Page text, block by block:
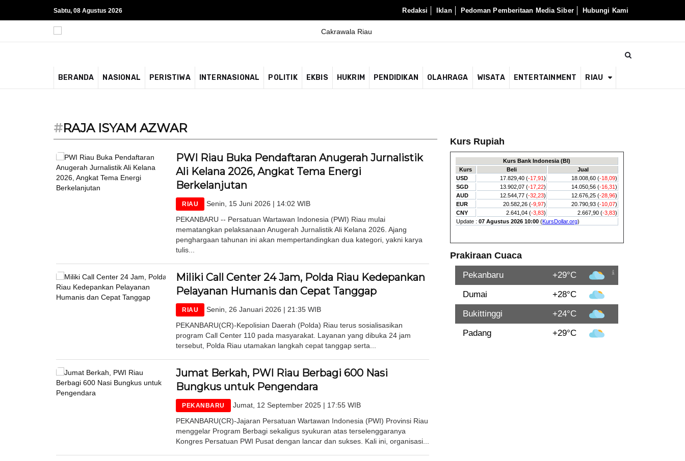
Sabtu, 08 Agustus 2026 Redaksi Iklan Pedoman Pemberitaan Media Siber Hubungi Kami
BERANDA NASIONAL PERISTIWA INTERNASIONAL POLITIK EKBIS HUKRIM PENDIDIKAN OLAHRAGA WISATA ENTERTAINMENT RIAU
#RAJA ISYAM AZWAR
PWI Riau Buka Pendaftaran Anugerah Jurnalistik
Ali Kelana 2026, Angkat Tema Energi
Berkelanjutan
RIAU
Senin, 15 Juni 2026 | 14:02 WIB
PEKANBARU -- Persatuan Wartawan Indonesia (PWI) Riau mulai
mematangkan pelaksanaan Anugerah Jurnalistik Ali Kelana 2026. Ajang
penghargaan tahunan ini akan mempertandingkan dua kategori, yakni karya
tulis...
Miliki Call Center 24 Jam, Polda Riau Kedepankan
Pelayanan Humanis dan Cepat Tanggap
RIAU
Senin, 26 Januari 2026 | 21:35 WIB
PEKANBARU(CR)-Kepolisian Daerah (Polda) Riau terus sosialisasikan
program Call Center 110 pada masyarakat. Layanan yang dibuka 24 jam
tersebut, Polda Riau utamakan langkah cepat tanggap serta...
Jumat Berkah, PWI Riau Berbagi 600 Nasi
Bungkus untuk Pengendara
PEKANBARU
Jumat, 12 September 2025 | 17:55 WIB
PEKANBARU(CR)-Jajaran Persatuan Wartawan Indonesia (PWI) Provinsi Riau
menggelar Program Berbagi sekaligus syukuran atas terselenggaranya
Kongres Persatuan PWI Pusat dengan lancar dan sukses. Kali ini, organisasi...
Kurs Rupiah
Prakiraan Cuaca
Pekanbaru
+29°C
Dumai
+28°C
Bukittinggi
+24°C
Padang
+29°C